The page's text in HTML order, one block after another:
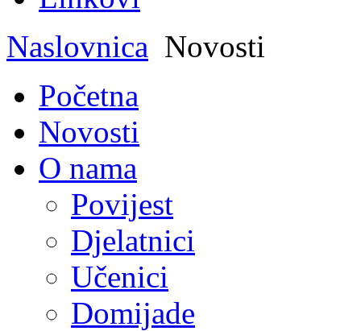
Naslovnica Novosti
Početna
Novosti
O nama
Povijest
Djelatnici
Učenici
Domijade